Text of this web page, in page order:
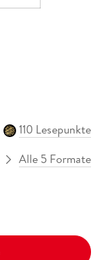
110 Lesepunkte
Alle 5 Formate